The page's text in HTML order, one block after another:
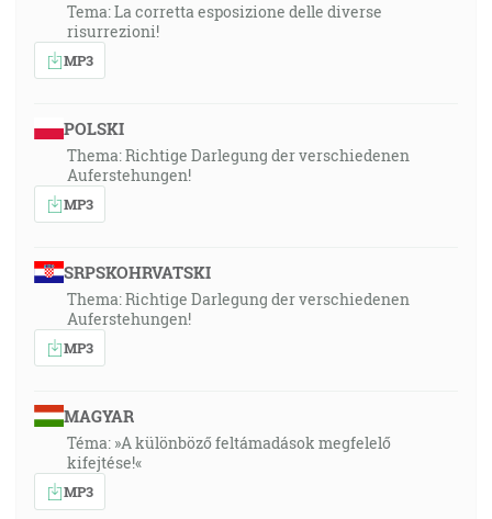
Tema: La corretta esposizione delle diverse
risurrezioni!
MP3
POLSKI
Thema: Richtige Darlegung der verschiedenen
Auferstehungen!
MP3
SRPSKOHRVATSKI
Thema: Richtige Darlegung der verschiedenen
Auferstehungen!
MP3
MAGYAR
Téma: »A különböző feltámadások megfelelő
kifejtése!«
MP3